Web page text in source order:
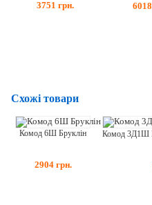
3751 грн. 6018
Схожі товари
Комод 6Ш Бруклін
2904 грн.